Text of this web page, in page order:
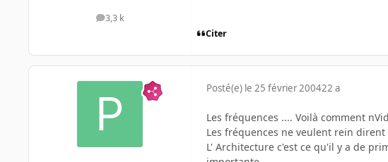
3,3 k
messages
Citer
Posté(e) le 25 février 200422 a
Les fréquences .... Voilà comment
Les fréquences ne veulent rein dirent
L' Architecture c'est ce qu'il y a de